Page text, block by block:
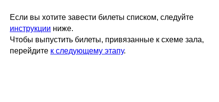
Если вы хотите завести билеты списком, следуйте
инструкции ниже.
Чтобы выпустить билеты, привязанные к схеме зала,
перейдите к следующему этапу.